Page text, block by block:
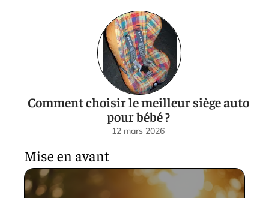
Comment choisir le meilleur siège auto
pour bébé ?
12 mars 2026
Mise en avant